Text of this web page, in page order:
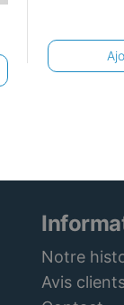
Notre
Avis